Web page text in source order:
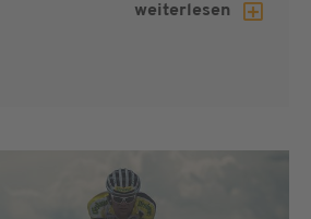
weiterlesen